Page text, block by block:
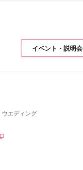
イベント・説明会
ウエディング